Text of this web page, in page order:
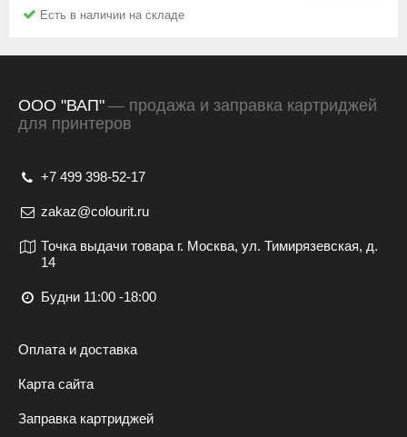
Есть в наличии на складе
ООО "ВАП" — продажа и заправка картриджей
для принтеров
+7 499 398-52-17
zakaz@colourit.ru
Точка выдачи товара г. Москва, ул. Тимирязевская, д.
14
Будни 11:00 -18:00
Оплата и доставка
Карта сайта
Заправка картриджей